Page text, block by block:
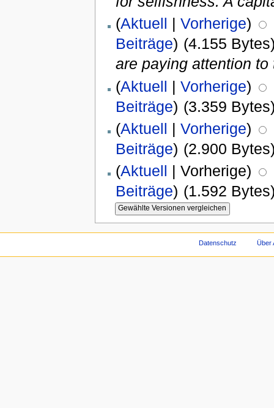
(Aktuell | Vorherige)
Beiträge) (4.155
are paying attention
(Aktuell | Vorherige)
Beiträge) (3.359
(Aktuell | Vorherige)
Beiträge) (2.900
(Aktuell | Vorherige)
Beiträge) (1.592
Datenschutz Über